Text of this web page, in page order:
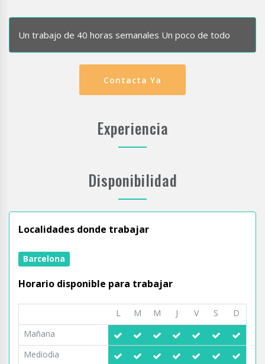
Un trabajo de 40 horas semanales Un poco de todo
Contacta Ya
Experiencia
Disponibilidad
Localidades donde trabajar
Barcelona
Horario disponible para trabajar
L M M J V S
D
Mañana
Mediodia